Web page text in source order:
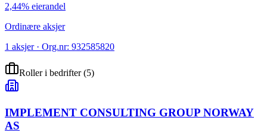
2,44% eierandel
Ordinære aksjer
1 aksjer · Org.nr: 932585820
Roller i bedrifter(5)
IMPLEMENT CONSULTING GROUP NORWAY
AS